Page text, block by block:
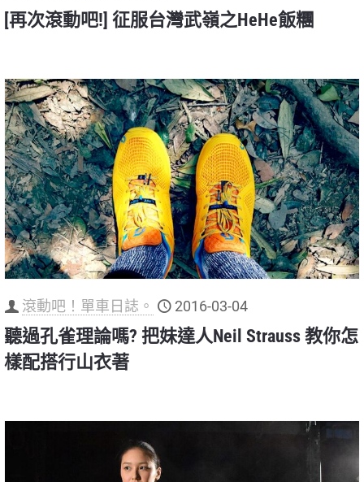
[再次滾動吧!] 征服台灣武嶺之HeHe飯糰
滾動吧！單車日誌。 2016-03-04
聽過孔雀理論嗎? 把妹達人Neil Strauss 教你怎
樣配搭行山衣著